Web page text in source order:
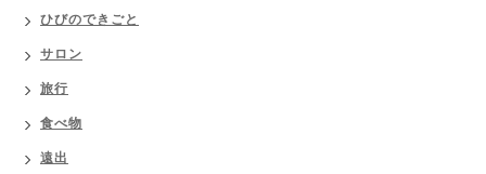
ひびのできごと
サロン
旅行
食べ物
遠出